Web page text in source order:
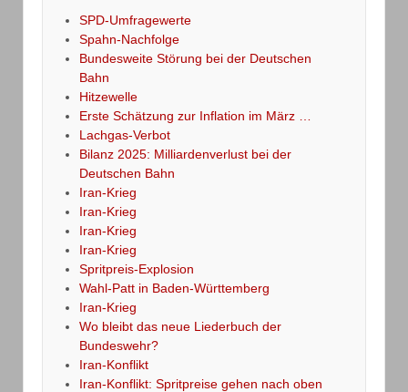
SPD-Umfragewerte
Spahn-Nachfolge
Bundesweite Störung bei der Deutschen
Bahn
Hitzewelle
Erste Schätzung zur Inflation im März …
Lachgas-Verbot
Bilanz 2025: Milliardenverlust bei der
Deutschen Bahn
Iran-Krieg
Iran-Krieg
Iran-Krieg
Iran-Krieg
Spritpreis-Explosion
Wahl-Patt in Baden-Württemberg
Iran-Krieg
Wo bleibt das neue Liederbuch der
Bundeswehr?
Iran-Konflikt
Iran-Konflikt: Spritpreise gehen nach oben